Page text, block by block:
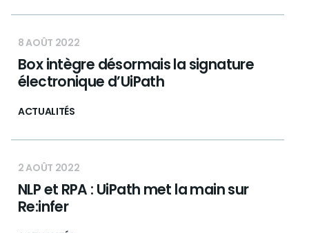
8 AOÛT 2022
Box intègre désormais la signature
électronique d’UiPath
ACTUALITÉS
2 AOÛT 2022
NLP et RPA : UiPath met la main sur
Re:infer